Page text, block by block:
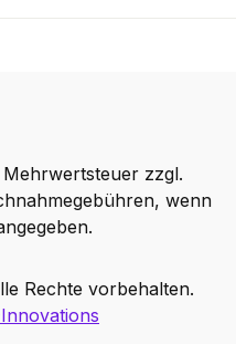
zzgl.
wenn
Rechte vorbehalten.